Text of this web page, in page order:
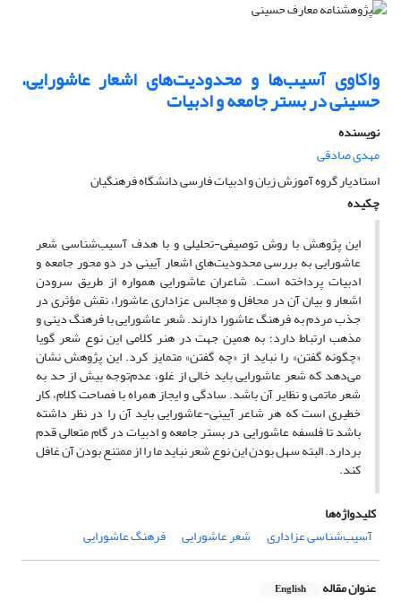
واکاوی آسیب‌ها و محدودیت‌های اشعار عاشورایی،
حسینی در بستر جامعه و ادبیات
نویسنده
مهدی صادقی
استادیار گروه آموزش زبان و ادبیات فارسی دانشگاه فرهنگیان
چکیده
این پژوهش با روش توصیفی-تحلیلی و با هدف آسیب‌شناسی شعر
عاشورایی به بررسی محدودیت‌های اشعار آیینی در دو محور جامعه و
ادبیات پرداخته است. شاعران عاشورایی همواره از طریق سرودن
اشعار و بیان آن در محافل و مجالس عزاداری عاشورا، نقش مؤثری در
جذب مردم به فرهنگ عاشورا دارند. شعر عاشورایی با فرهنگ دینی و
مذهب ارتباط دارد؛ به همین جهت در هنر کلامی این نوع شعر گویا
«چگونه گفتن» را نباید از «چه گفتن» متمایز کرد. این پژوهش نشان
می‌دهد که شعر عاشورایی باید خالی از غلو، عدم‌توجه بیش از حد به
شعر ماتمی و نظایر آن باشد. سادگی و ایجاز همراه با فصاحت کلام، کار
خطیری است که هر شاعر آیینی-عاشورایی باید آن را در نظر داشته
باشد تا فلسفه عاشورایی در بستر جامعه و ادبیات در گام متعالی قدم
بردارد. البته سهل بودن این نوع شعر نباید ما را از ممتنع بودن آن غافل
کند.
کلیدواژه‌ها
آسیب‌شناسی عزاداری
شعر عاشورایی فرهنگ عاشورایی
عنوان مقاله English